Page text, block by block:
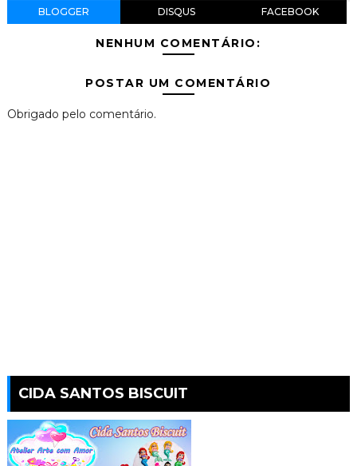
BLOGGER DISQUS FACEBOOK
NENHUM COMENTÁRIO:
POSTAR UM COMENTÁRIO
Obrigado pelo comentário.
CIDA SANTOS BISCUIT